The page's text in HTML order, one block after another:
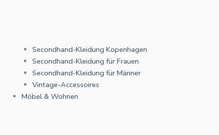
Secondhand-Kleidung Kopenhagen
Secondhand-Kleidung für Frauen
Secondhand-Kleidung für Männer
Vintage-Accessoires
Möbel & Wohnen